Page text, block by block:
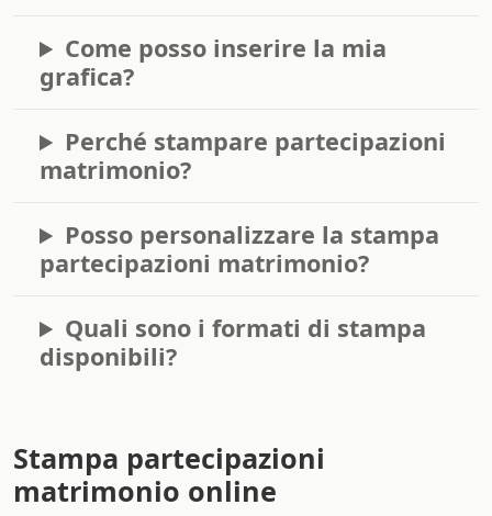
Come posso inserire la mia
grafica?
Perché stampare partecipazioni
matrimonio?
Posso personalizzare la stampa
partecipazioni matrimonio?
Quali sono i formati di stampa
disponibili?
Stampa partecipazioni
matrimonio online